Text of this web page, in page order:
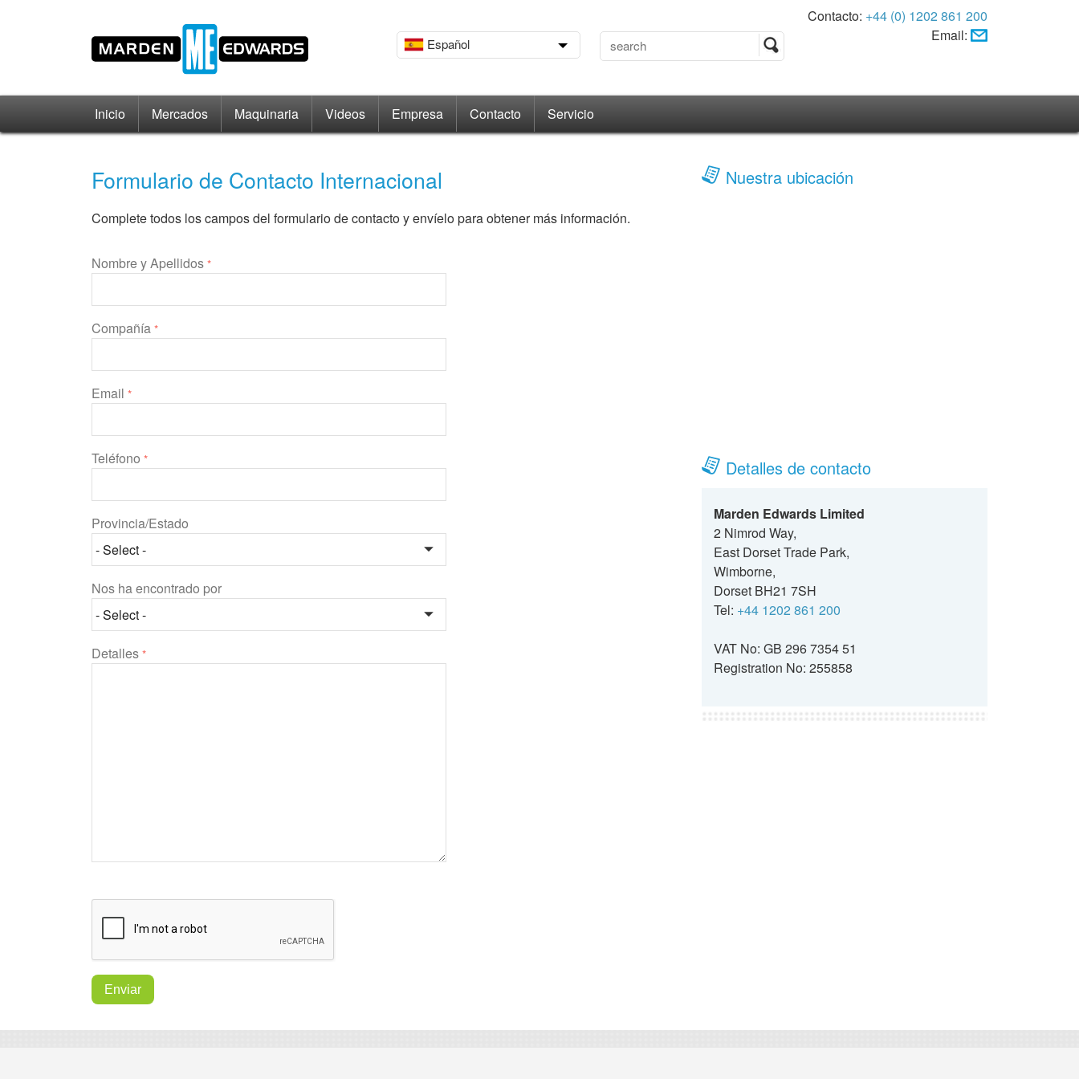
Español
Contacto: +44 (0) 1202 861 200
Email:
Inicio Mercados Maquinaria Videos Empresa Contacto Servicio
Formulario de Contacto Internacional
Complete todos los campos del formulario de contacto y envíelo para obtener más información.
Nombre y Apellidos *
Compañía *
Email *
Teléfono *
Provincia/Estado
Nos ha encontrado por
Detalles *
Nuestra ubicación
Detalles de contacto
Marden Edwards Limited
2 Nimrod Way,
East Dorset Trade Park,
Wimborne,
Dorset BH21 7SH
Tel: +44 1202 861 200
VAT No: GB 296 7354 51
Registration No: 255858